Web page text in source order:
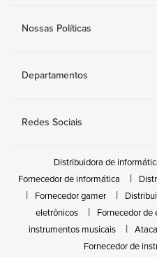
Nossas Políticas
Departamentos
Redes Sociais
Distribuidora de
Fornecedor de informática
Fornecedor gamer
eletrônicos
Fornecedor de
instrumentos musicais
Fornecedor de